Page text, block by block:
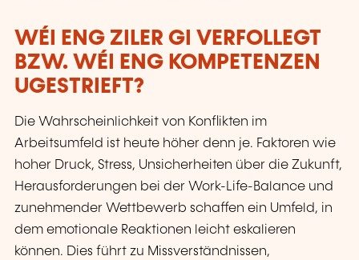
WÉI ENG ZILER GI VERFOLLEGT
BZW. WÉI ENG KOMPETENZEN
UGESTRIEFT?
Die Wahrscheinlichkeit von Konflikten im
Arbeitsumfeld ist heute höher denn je. Faktoren wie
hoher Druck, Stress, Unsicherheiten über die Zukunft,
Herausforderungen bei der Work-Life-Balance und
zunehmender Wettbewerb schaffen ein Umfeld, in
dem emotionale Reaktionen leicht eskalieren
können. Dies führt zu Missverständnissen,